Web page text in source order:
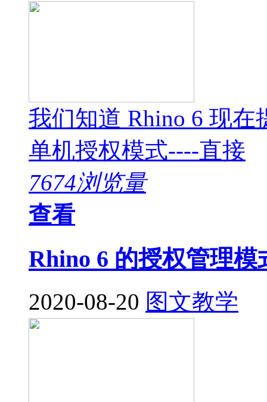
我们知道 Rhino 6 现
单机授权模式----直接
7674浏览量
查看
Rhino 6 的授权管理
2020-08-20 图文教学